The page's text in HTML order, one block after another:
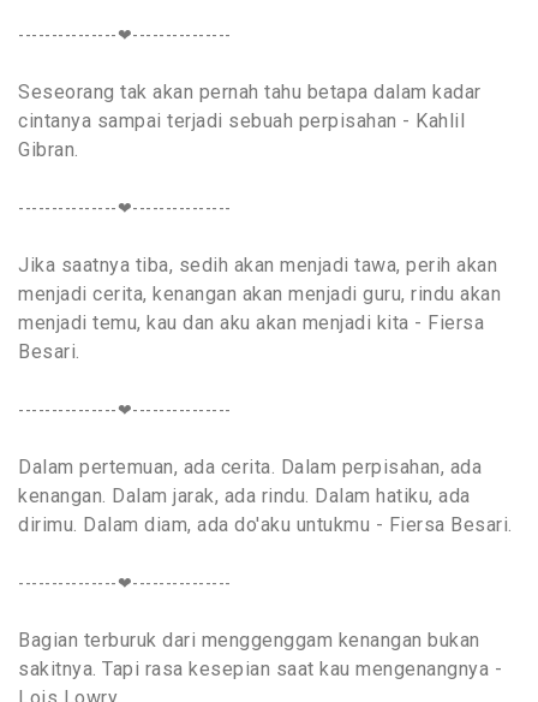
---------------❤---------------
Seseorang tak akan pernah tahu betapa dalam kadar
cintanya sampai terjadi sebuah perpisahan - Kahlil
Gibran.
---------------❤---------------
Jika saatnya tiba, sedih akan menjadi tawa, perih akan
menjadi cerita, kenangan akan menjadi guru, rindu akan
menjadi temu, kau dan aku akan menjadi kita - Fiersa
Besari.
---------------❤---------------
Dalam pertemuan, ada cerita. Dalam perpisahan, ada
kenangan. Dalam jarak, ada rindu. Dalam hatiku, ada
dirimu. Dalam diam, ada do'aku untukmu - Fiersa Besari.
---------------❤---------------
Bagian terburuk dari menggenggam kenangan bukan
sakitnya. Tapi rasa kesepian saat kau mengenangnya -
Lois Lowry.